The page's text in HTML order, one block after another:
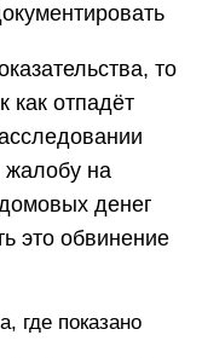
то
как отпадёт
на
денег
это обвинение
где показано